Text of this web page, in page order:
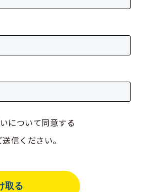
について同意する
信ください。